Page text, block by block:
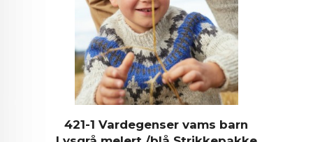
421-1 Vardegenser vams barn